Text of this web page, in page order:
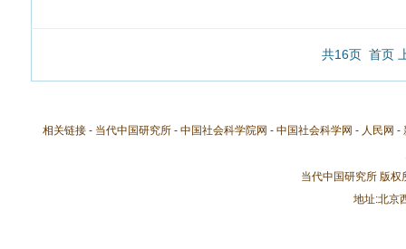
共16页 首页
相关链接 - 当代中国研究所 -中国社会科学院网 -中国社会科学网 - 人民网 -
当代中国研究所 版
地址:北京